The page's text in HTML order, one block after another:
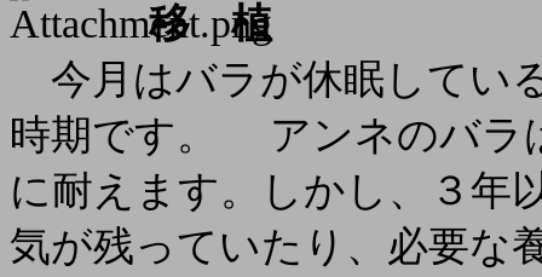
移 植
今月はバラが休眠してい
時期です。
アンネのバラ
に耐えます。しかし、３年
気が残っていたり、必要な